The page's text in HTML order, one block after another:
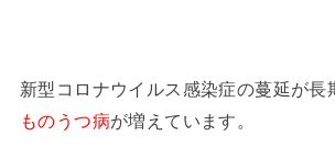
新型コロナウイルス感染症の蔓延が長
ものうつ病が増えています。